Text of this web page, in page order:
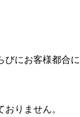
びにお客様都合に
りません。